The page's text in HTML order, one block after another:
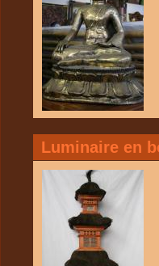
Luminaire en